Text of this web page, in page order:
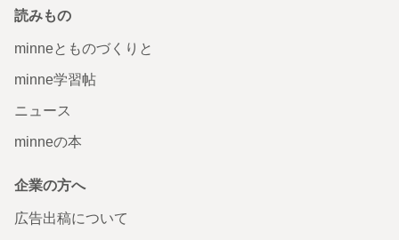
読みもの
minneとものづくりと
minne学習帖
ニュース
minneの本
企業の方へ
広告出稿について